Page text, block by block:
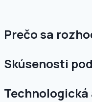
Prečo sa
Skúsenosti